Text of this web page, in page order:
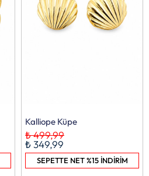
Kalliope Küpe
₺ 349,99
₺ 499,99
SEPETTE NET %15 İNDİRİM